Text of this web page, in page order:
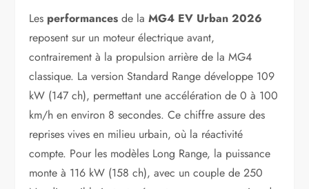
Les performances de laMG4 EV Urban 2026
reposent sur un moteur électrique avant,
contrairement à la propulsion arrière de la MG4
classique. La version Standard Range développe 109
kW (147 ch), permettant une accélération de 0 à 100
km/h en environ 8 secondes. Ce chiffre assure des
reprises vives en milieu urbain, où la réactivité
compte. Pour les modèles Long Range, la puissance
monte à 116 kW (158 ch), avec un couple de 250